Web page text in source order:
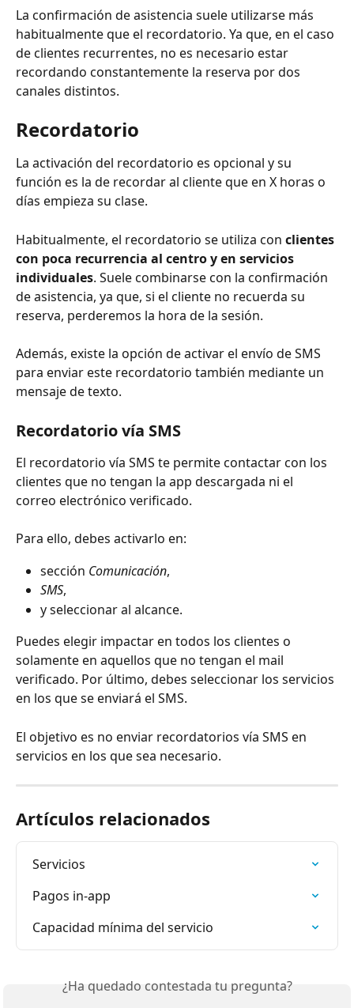
La confirmación de asistencia suele utilizarse más
habitualmente que el recordatorio. Ya que, en el caso
de clientes recurrentes, no es necesario estar
recordando constantemente la reserva por dos
canales distintos.
Recordatorio
La activación del recordatorio es opcional y su
función es la de recordar al cliente que en X horas o
días empieza su clase.
Habitualmente, el recordatorio se utiliza con clientes
con poca recurrencia al centro y en servicios
individuales. Suele combinarse con la confirmación
de asistencia, ya que, si el cliente no recuerda su
reserva, perderemos la hora de la sesión.
Además, existe la opción de activar el envío de SMS
para enviar este recordatorio también mediante un
mensaje de texto.
Recordatorio vía SMS
El recordatorio vía SMS te permite contactar con los
clientes que no tengan la app descargada ni el
correo electrónico verificado.
Para ello, debes activarlo en:
sección Comunicación,
SMS,
y seleccionar al alcance.
Puedes elegir impactar en todos los clientes o
solamente en aquellos que no tengan el mail
verificado. Por último, debes seleccionar los servicios
en los que se enviará el SMS.
El objetivo es no enviar recordatorios vía SMS en
servicios en los que sea necesario.
Artículos relacionados
Servicios
Pagos in-app
Capacidad mínima del servicio
¿Ha quedado contestada tu pregunta?